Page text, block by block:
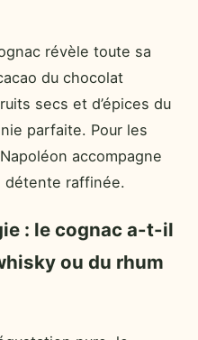
révèle toute sa
du chocolat
secs et d’épices du
parfaite. Pour les
accompagne
détente raffinée.
: le cognac a-t-il
ou du rhum